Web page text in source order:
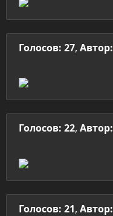
Голосов: 27, Автор:
Голосов: 22, Автор:
Голосов: 21, Автор: